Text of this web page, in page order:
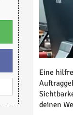
Eine
deinen